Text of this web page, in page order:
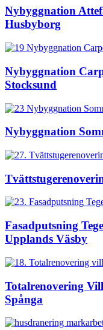
Nybyggnation
Husbyborg
Nybyggnation
Stocksund
Nybyggnation
Fasadputsning
Upplands Väsby
Totalrenovering
Spånga